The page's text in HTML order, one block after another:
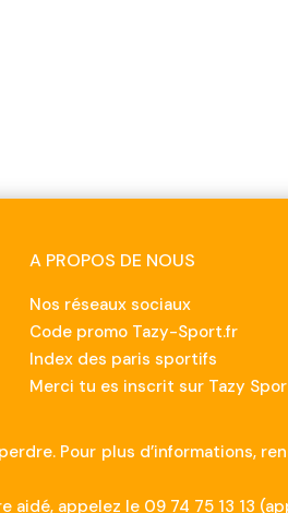
A PROPOS DE NOUS
Nos réseaux sociaux
Code promo Tazy-Sport.fr
Index des paris sportifs
Merci tu es inscrit sur Tazy
Pour plus d’informations,
appelez le 09 74 75 13 13